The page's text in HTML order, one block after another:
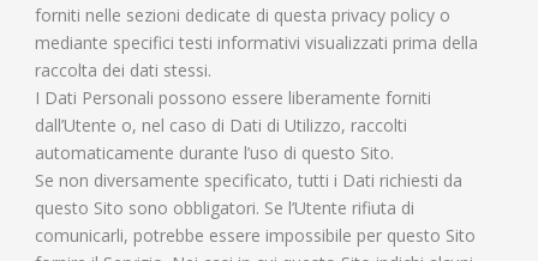
forniti nelle sezioni dedicate di questa privacy policy o
mediante specifici testi informativi visualizzati prima della
raccolta dei dati stessi.
I Dati Personali possono essere liberamente forniti
dall’Utente o, nel caso di Dati di Utilizzo, raccolti
automaticamente durante l’uso di questo Sito.
Se non diversamente specificato, tutti i Dati richiesti da
questo Sito sono obbligatori. Se l’Utente rifiuta di
comunicarli, potrebbe essere impossibile per questo Sito